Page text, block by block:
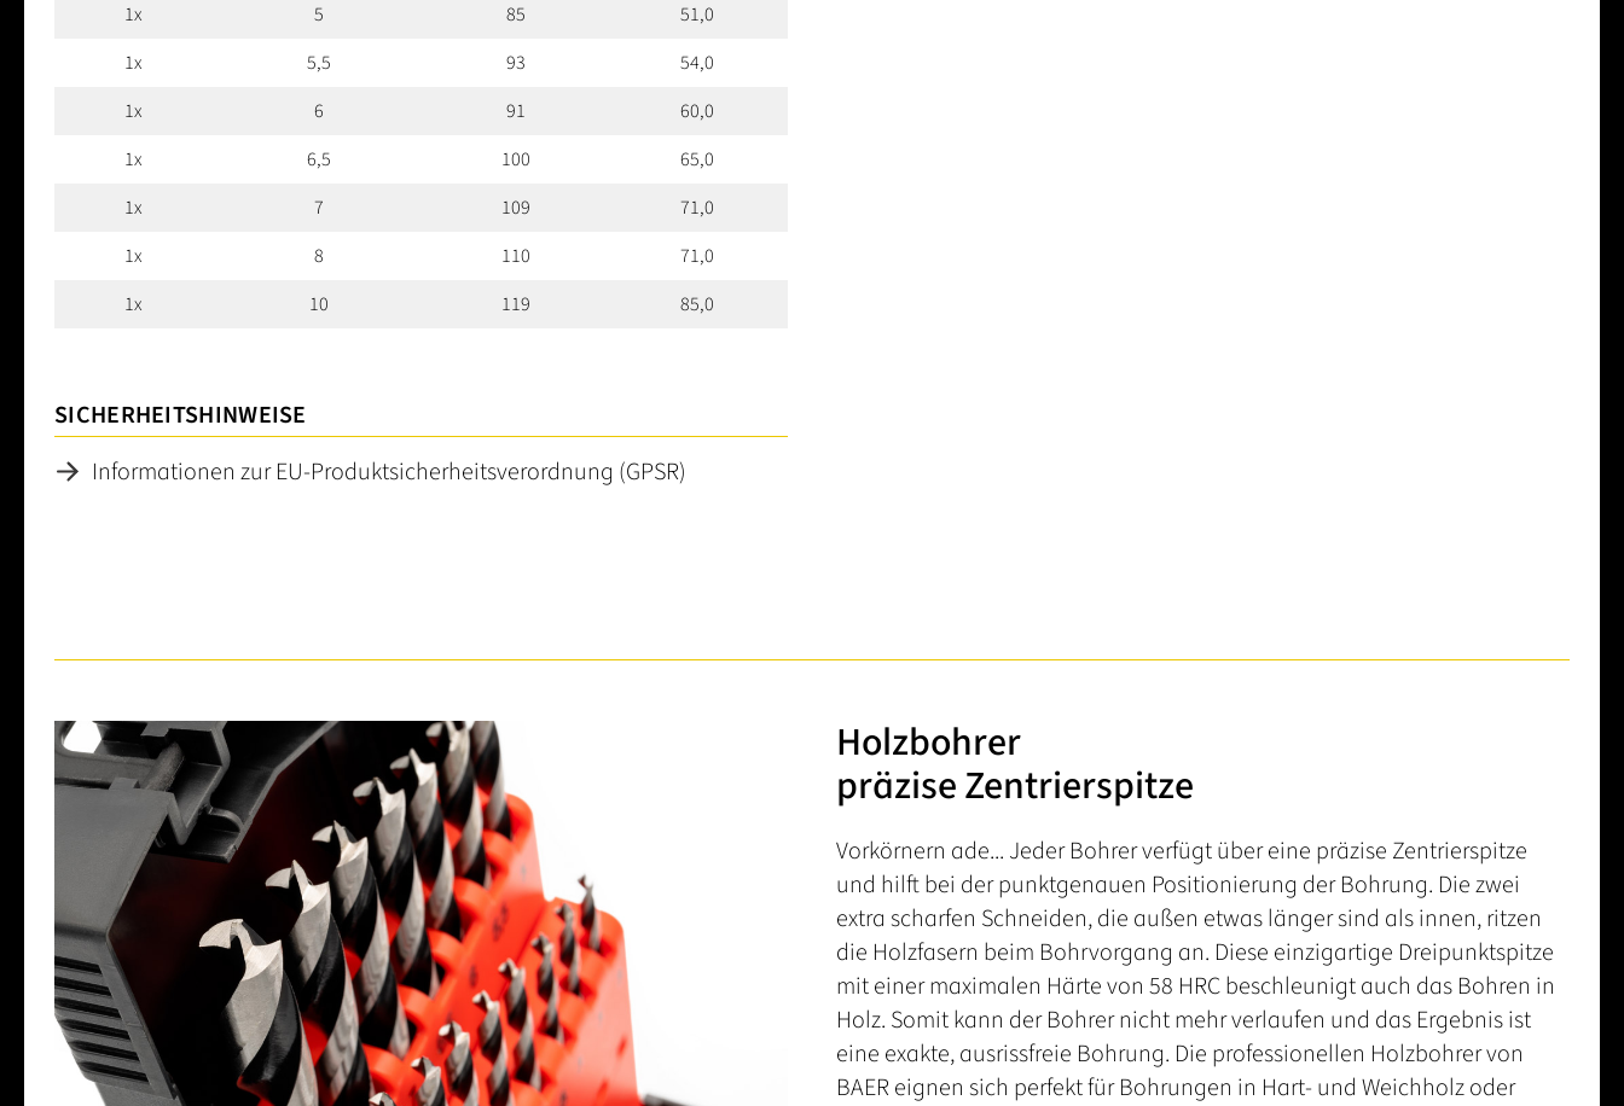
1x
5 85
51,0
1x
5,5 93
54,0
1x
6 91
60,0
1x
6,5 100
65,0
1x
7 109
71,0
1x
8 110
71,0
1x
10 119 85,0
SICHERHEITSHINWEISE
Informationen zur EU-Produktsicherheitsverordnung (GPSR)
Holzbohrer
präzise Zentrierspitze
Vorkörnern ade... Jeder Bohrer verfügt über eine präzise Zentrierspitze
und hilft bei der punktgenauen Positionierung der Bohrung. Die zwei
extra scharfen Schneiden, die außen etwas länger sind als innen, ritzen
die Holzfasern beim Bohrvorgang an. Diese einzigartige Dreipunktspitze
mit einer maximalen Härte von 58 HRC beschleunigt auch das Bohren in
Holz. Somit kann der Bohrer nicht mehr verlaufen und das Ergebnis ist
eine exakte, ausrissfreie Bohrung. Die professionellen Holzbohrer von
BAER eignen sich perfekt für Bohrungen in Hart- und Weichholz oder